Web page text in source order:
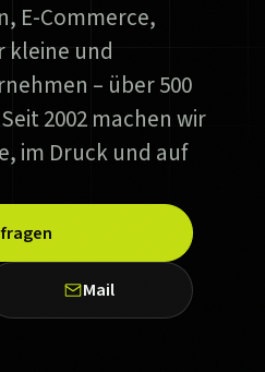
E-Commerce,
kleine und
– über 500
2002 machen wir
im Druck und auf
Mail